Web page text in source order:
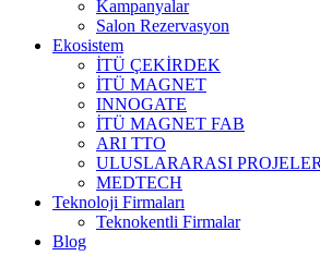
Kampanyalar
Salon Rezervasyon
Ekosistem
İTÜ ÇEKİRDEK
İTÜ MAGNET
INNOGATE
İTÜ MAGNET FAB
ARI TTO
ULUSLARARASI
MEDTECH
Teknoloji Firmaları
Teknokentli Firmalar
Blog